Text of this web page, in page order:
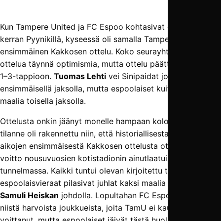
Kun Tampere United ja FC Espoo kohtasivat edellisen
kerran Pyynikillä, kyseessä oli samalla Tampere Unitedin
ensimmäinen Kakkosen ottelu. Koko seurayhteisö lähestyi
ottelua täynnä optimismia, mutta ottelu päättyi katkeraan
1–3-tappioon. Tuomas Lehti vei Sinipaidat johtoon
ensimmäisellä jaksolla, mutta espoolaiset kuittasivat kolme
maalia toisella jaksolla.
Ottelusta onkin jäänyt monelle hampaan koloon, sillä
tilanne oli rakennettu niin, että historiallisesta kaikkien
aikojen ensimmäisestä Kakkosen ottelusta otettaisiin
voitto nousuvuosien kotistadionin ainutlaatuisessa
tunnelmassa. Kaikki tuntui olevan kirjoitettu tähtiin, mutta
espoolaisvieraat pilasivat juhlat kaksi maalia tehneen
Samuli Heiskan johdolla. Lopultahan FC Espoo oli yksi
niistä harvoista joukkueista, joita TamU ei kaudella 2017